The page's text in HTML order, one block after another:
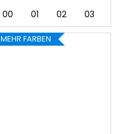
06 07
00 01 02 03
MEHR FARBEN